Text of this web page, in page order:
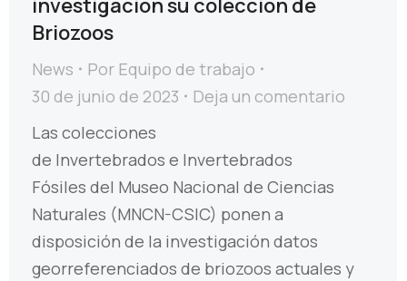
investigación su colección de
Briozoos
News Por Equipo de trabajo
30 de junio de 2023
Deja un comentario
Las colecciones
de Invertebrados e Invertebrados
Fósiles del Museo Nacional de Ciencias
Naturales (MNCN-CSIC) ponen a
disposición de la investigación datos
georreferenciados de briozoos actuales y